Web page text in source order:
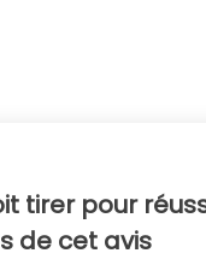
tirer pour
de cet avis